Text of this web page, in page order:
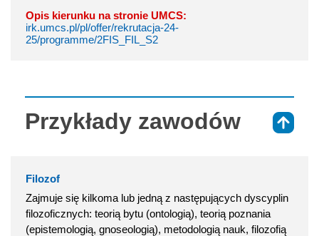
Opis kierunku na stronie UMCS:
irk.umcs.pl/pl/offer/rekrutacja-24-
25/programme/2FIS_FIL_S2
Przykłady zawodów
Filozof
Zajmuje się kilkoma lub jedną z następujących dyscyplin
filozoficznych: teorią bytu (ontologią), teorią poznania
(epistemologią, gnoseologią), metodologią nauk, filozofią